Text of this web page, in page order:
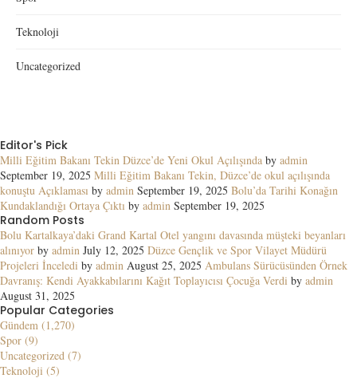
Teknoloji
Uncategorized
Editor's Pick
Milli Eğitim Bakanı Tekin Düzce’de Yeni Okul Açılışında by admin
September 19, 2025 Milli Eğitim Bakanı Tekin, Düzce’de okul açılışında
konuştu Açıklaması by admin September 19, 2025 Bolu’da Tarihi Konağın
Kundaklandığı Ortaya Çıktı by admin September 19, 2025
Random Posts
Bolu Kartalkaya’daki Grand Kartal Otel yangını davasında müşteki beyanları
alınıyor by admin July 12, 2025 Düzce Gençlik ve Spor Vilayet Müdürü
Projeleri İnceledi by admin August 25, 2025 Ambulans Sürücüsünden Örnek
Davranış: Kendi Ayakkabılarını Kağıt Toplayıcısı Çocuğa Verdi by admin
August 31, 2025
Popular Categories
Gündem (1,270)
Spor (9)
Uncategorized (7)
Teknoloji (5)